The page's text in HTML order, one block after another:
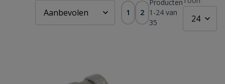
Producten
1 -24 van
35
1 2